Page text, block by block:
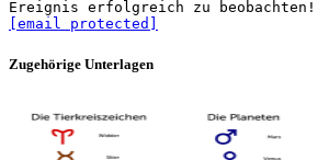
[email protected]
Zugehörige Unterlagen